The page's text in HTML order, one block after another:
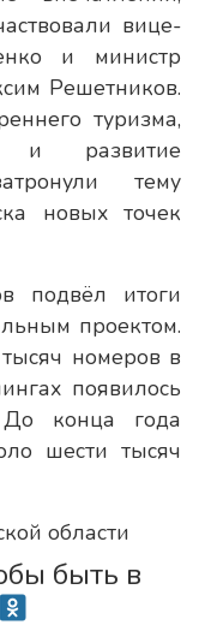
вице-
и министр
Решетников.
туризма,
и развитие
тему
новых точек
подвёл итоги
проектом.
номеров в
появилось
конца года
шести тысяч
области
быть в